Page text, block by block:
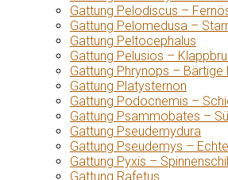
Gattung Pelodiscus –
Gattung Pelomedusa –
Gattung Peltocephalus
Gattung Pelusios –
Gattung Phrynops –
Gattung Platysternon
Gattung Podocnemis –
Gattung Psammobates –
Gattung Pseudemydura
Gattung Pseudemys –
Gattung Pyxis –
Gattung Rafetus